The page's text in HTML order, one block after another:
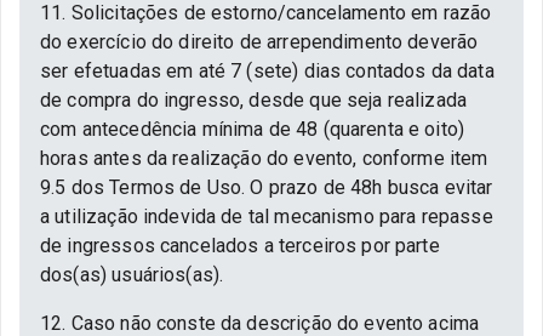
11. Solicitações de estorno/cancelamento em razão
do exercício do direito de arrependimento deverão
ser efetuadas em até 7 (sete) dias contados da data
de compra do ingresso, desde que seja realizada
com antecedência mínima de 48 (quarenta e oito)
horas antes da realização do evento, conforme item
9.5 dos Termos de Uso. O prazo de 48h busca evitar
a utilização indevida de tal mecanismo para repasse
de ingressos cancelados a terceiros por parte
dos(as) usuários(as).
12. Caso não conste da descrição do evento acima